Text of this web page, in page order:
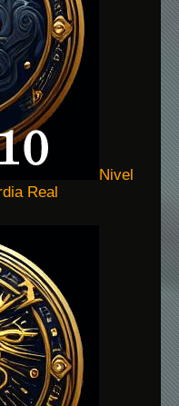
Nivel
Real